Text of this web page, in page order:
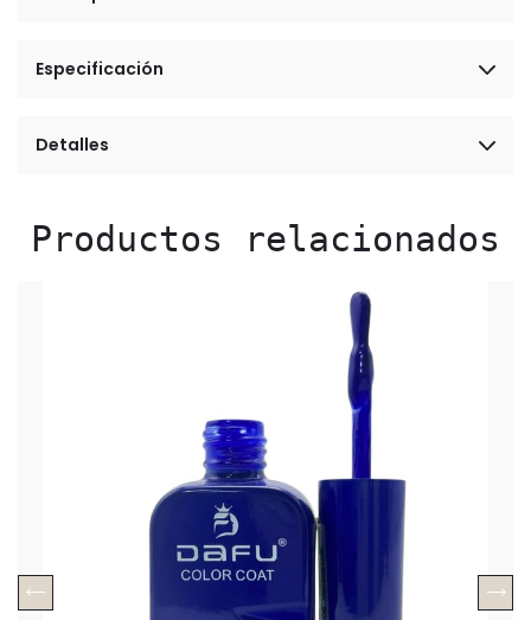
Especificación
Detalles
Productos relacionados